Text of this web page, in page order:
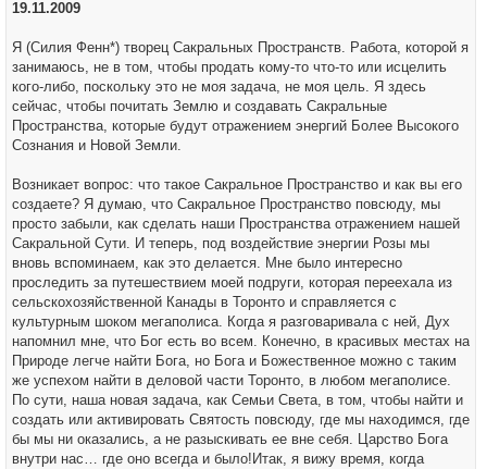
19.11.2009
Я (Силия Фенн*) творец Сакральных Пространств. Работа, которой я
занимаюсь, не в том, чтобы продать кому-то что-то или исцелить
кого-либо, поскольку это не моя задача, не моя цель. Я здесь
сейчас, чтобы почитать Землю и создавать Сакральные
Пространства, которые будут отражением энергий Более Высокого
Сознания и Новой Земли.
Возникает вопрос: что такое Сакральное Пространство и как вы его
создаете? Я думаю, что Сакральное Пространство повсюду, мы
просто забыли, как сделать наши Пространства отражением нашей
Сакральной Сути. И теперь, под воздействие энергии Розы мы
вновь вспоминаем, как это делается. Мне было интересно
проследить за путешествием моей подруги, которая переехала из
сельскохозяйственной Канады в Торонто и справляется с
культурным шоком мегаполиса. Когда я разговаривала с ней, Дух
напомнил мне, что Бог есть во всем. Конечно, в красивых местах на
Природе легче найти Бога, но Бога и Божественное можно с таким
же успехом найти в деловой части Торонто, в любом мегаполисе.
По сути, наша новая задача, как Семьи Света, в том, чтобы найти и
создать или активировать Святость повсюду, где мы находимся, где
бы мы ни оказались, а не разыскивать ее вне себя. Царство Бога
внутри нас… где оно всегда и было!Итак, я вижу время, когда